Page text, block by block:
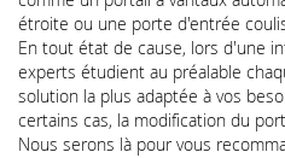
étroite ou une porte d'entrée
En tout état de cause, lors d'une
experts étudient au préalable
solution la plus adaptée à vos
certains cas, la modification du
Nous serons là pour vous